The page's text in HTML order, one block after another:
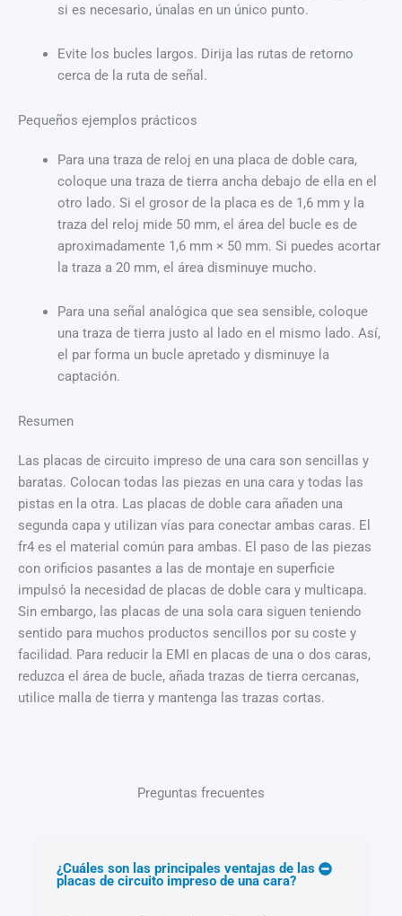
si es necesario, únalas en un único punto.
Evite los bucles largos. Dirija las rutas de retorno
cerca de la ruta de señal.
Pequeños ejemplos prácticos
Para una traza de reloj en una placa de doble cara,
coloque una traza de tierra ancha debajo de ella en el
otro lado. Si el grosor de la placa es de 1,6 mm y la
traza del reloj mide 50 mm, el área del bucle es de
aproximadamente 1,6 mm × 50 mm. Si puedes acortar
la traza a 20 mm, el área disminuye mucho.
Para una señal analógica que sea sensible, coloque
una traza de tierra justo al lado en el mismo lado. Así,
el par forma un bucle apretado y disminuye la
captación.
Resumen
Las placas de circuito impreso de una cara son sencillas y
baratas. Colocan todas las piezas en una cara y todas las
pistas en la otra. Las placas de doble cara añaden una
segunda capa y utilizan vías para conectar ambas caras. El
fr4 es el material común para ambas. El paso de las piezas
con orificios pasantes a las de montaje en superficie
impulsó la necesidad de placas de doble cara y multicapa.
Sin embargo, las placas de una sola cara siguen teniendo
sentido para muchos productos sencillos por su coste y
facilidad. Para reducir la EMI en placas de una o dos caras,
reduzca el área de bucle, añada trazas de tierra cercanas,
utilice malla de tierra y mantenga las trazas cortas.
Preguntas frecuentes
¿Cuáles son las principales ventajas de las
placas de circuito impreso de una cara?